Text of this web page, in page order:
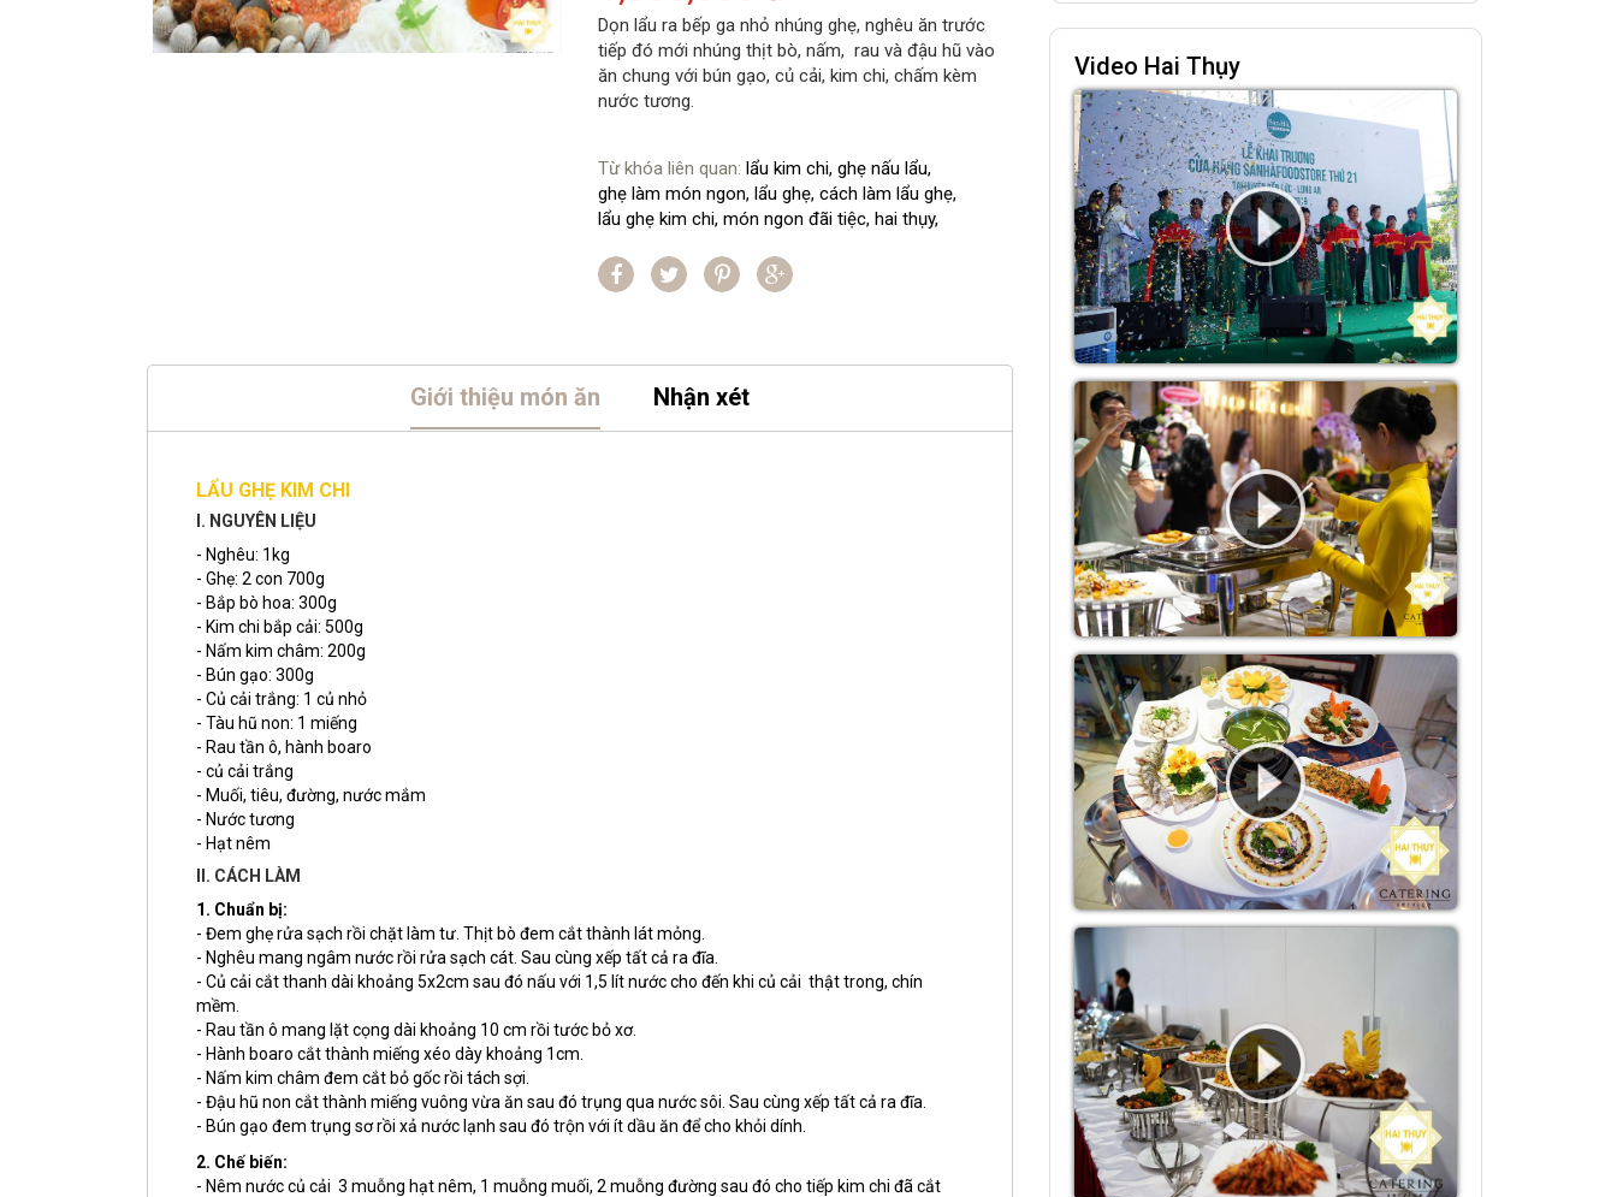
Dọn lẩu ra bếp ga nhỏ nhúng ghẹ, nghêu ăn trước
tiếp đó mới nhúng thịt bò, nấm, rau và đậu hũ vào
ăn chung với bún gạo, củ cải, kim chi, chấm kèm
nước tương.
Từ khóa liên quan: lẩu kim chi, ghẹ nấu lẩu,
ghẹ làm món ngon, lẩu ghẹ, cách làm lẩu ghẹ,
lẩu ghẹ kim chi, món ngon đãi tiệc, hai thụy,
Giới thiệu món ăn Nhận xét
LẨU GHẸ KIM CHI
I. NGUYÊN LIỆU
- Nghêu: 1kg
- Ghẹ: 2 con 700g
- Bắp bò hoa: 300g
- Kim chi bắp cải: 500g
- Nấm kim châm: 200g
- Bún gạo: 300g
- Củ cải trắng: 1 củ nhỏ
- Tàu hũ non: 1 miếng
- Rau tần ô, hành boaro
- củ cải trắng
- Muối, tiêu, đường, nước mắm
- Nước tương
- Hạt nêm
II. CÁCH LÀM
1. Chuẩn bị:
- Đem ghẹ rửa sạch rồi chặt làm tư. Thịt bò đem cắt thành lát mỏng.
- Nghêu mang ngâm nước rồi rửa sạch cát. Sau cùng xếp tất cả ra đĩa.
- Củ cải cắt thanh dài khoảng 5x2cm sau đó nấu với 1,5 lít nước cho đến khi củ cải thật trong, chín
mềm.
- Rau tần ô mang lặt cọng dài khoảng 10 cm rồi tước bỏ xơ.
- Hành boaro cắt thành miếng xéo dày khoảng 1cm.
- Nấm kim châm đem cắt bỏ gốc rồi tách sợi.
- Đậu hũ non cắt thành miếng vuông vừa ăn sau đó trụng qua nước sôi. Sau cùng xếp tất cả ra đĩa.
- Bún gạo đem trụng sơ rồi xả nước lạnh sau đó trộn với ít dầu ăn để cho khỏi dính.
2. Chế biến:
- Nêm nước củ cải 3 muỗng hạt nêm, 1 muỗng muối, 2 muỗng đường sau đó cho tiếp kim chi đã cắt
Video Hai Thụy